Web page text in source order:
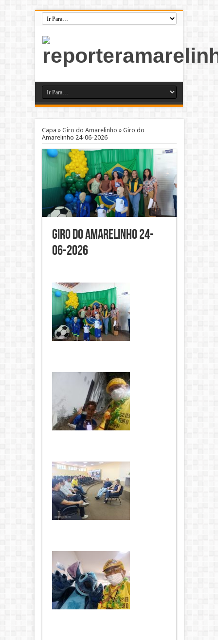
Capa » Giro do Amarelinho » Giro do
Amarelinho 24-06-2026
Giro do Amarelinho 24-
06-2026